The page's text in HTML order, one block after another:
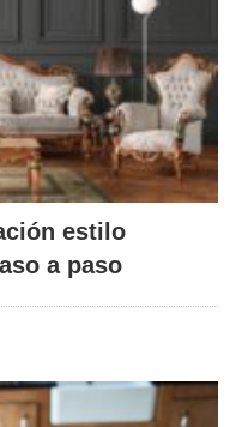
estilo
a paso